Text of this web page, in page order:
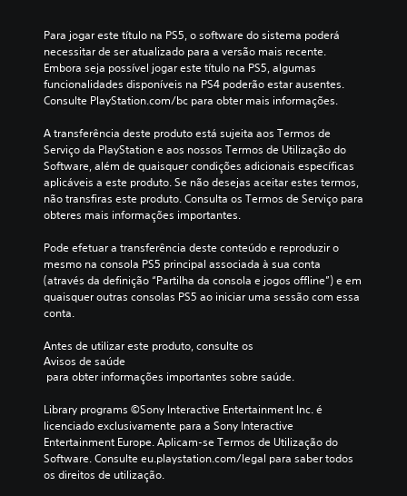
Para jogar este título na PS5, o software do sistema poderá
necessitar de ser atualizado para a versão mais recente.
Embora seja possível jogar este título na PS5, algumas
funcionalidades disponíveis na PS4 poderão estar ausentes.
Consulte PlayStation.com/bc para obter mais informações.
A transferência deste produto está sujeita aos Termos de
Serviço da PlayStation e aos nossos Termos de Utilização do
Software, além de quaisquer condições adicionais específicas
aplicáveis a este produto. Se não desejas aceitar estes termos,
não transfiras este produto. Consulta os Termos de Serviço para
obteres mais informações importantes.
Pode efetuar a transferência deste conteúdo e reproduzir o
mesmo na consola PS5 principal associada à sua conta
(através da definição “Partilha da consola e jogos offline”) e em
quaisquer outras consolas PS5 ao iniciar uma sessão com essa
conta.
Antes de utilizar este produto, consulte os
Avisos de saúde
para obter informações importantes sobre saúde.
Library programs ©Sony Interactive Entertainment Inc. é
licenciado exclusivamente para a Sony Interactive
Entertainment Europe. Aplicam-se Termos de Utilização do
Software. Consulte eu.playstation.com/legal para saber todos
os direitos de utilização.